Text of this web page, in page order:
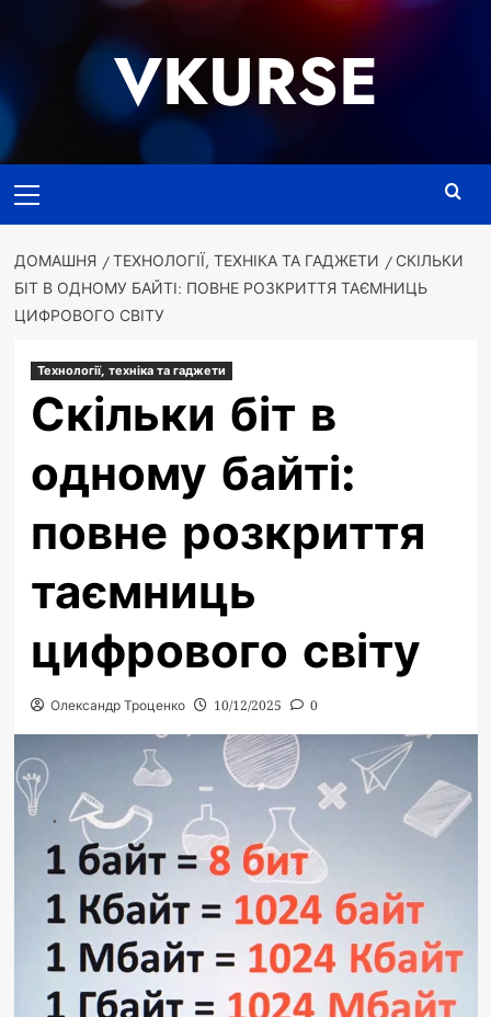
VKURSE
меню
ДОМАШНЯ ТЕХНОЛОГІЇ, ТЕХНІКА ТА ГАДЖЕТИ
СКІЛЬКИ
БІТ В ОДНОМУ БАЙТІ: ПОВНЕ РОЗКРИТТЯ ТАЄМНИЦЬ
ЦИФРОВОГО СВІТУ
Технології, техніка та гаджети
Скільки біт в
одному байті:
повне розкриття
таємниць
цифрового світу
Олександр Троценко 10/12/2025 0